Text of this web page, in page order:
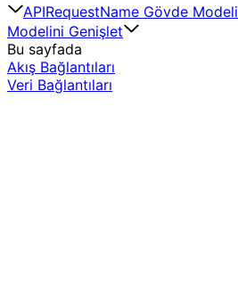
APIRequestName Gövde
Modelini Genişlet
Bu sayfada
Akış Bağlantıları
Veri Bağlantıları